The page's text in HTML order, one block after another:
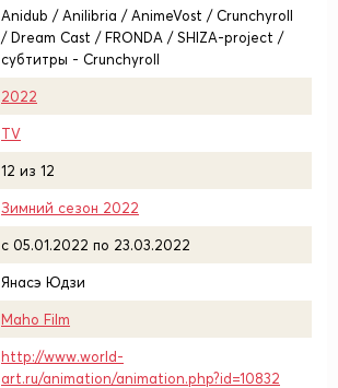
Anidub / Anilibria / AnimeVost / Crunchyroll
/ Dream Cast / FRONDA / SHIZA-project /
субтитры - Crunchyroll
2022
TV
12 из 12
Зимний сезон 2022
c 05.01.2022 по 23.03.2022
Янасэ Юдзи
Maho Film
http://www.world-
art.ru/animation/animation.php?id=10832